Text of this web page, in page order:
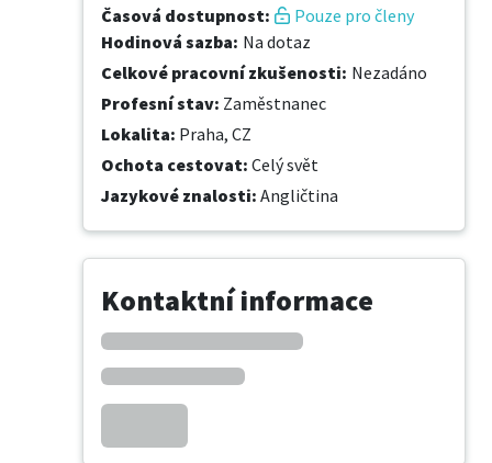
Časová dostupnost:
Pouze pro členy
Hodinová sazba: Na dotaz
Celkové pracovní zkušenosti: Nezadáno
Profesní stav: Zaměstnanec
Lokalita: Praha, CZ
Ochota cestovat: Celý svět
Jazykové znalosti: Angličtina
Kontaktní informace